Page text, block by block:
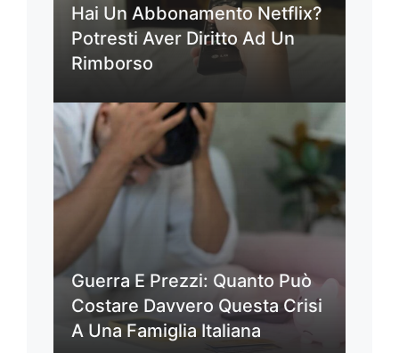
Hai Un Abbonamento Netflix?
Potresti Aver Diritto Ad Un
Rimborso
Guerra E Prezzi: Quanto Può
Costare Davvero Questa Crisi
A Una Famiglia Italiana